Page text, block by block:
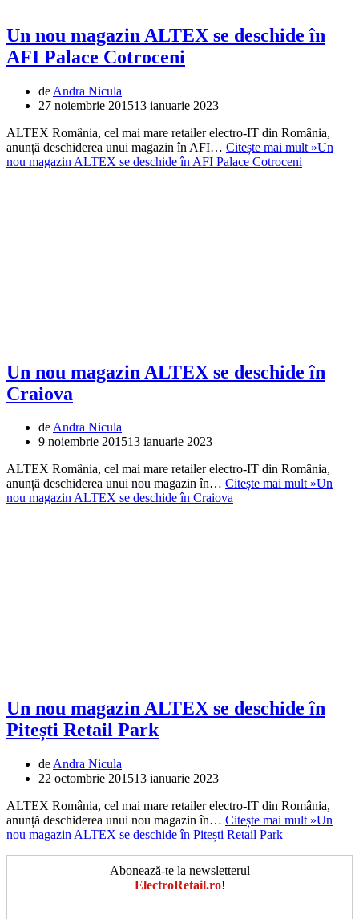
Un nou magazin ALTEX se deschide în
AFI Palace Cotroceni
de Andra Nicula
27 noiembrie 201513 ianuarie 2023
ALTEX România, cel mai mare retailer electro-IT din România,
anunță deschiderea unui magazin în AFI… Citește mai mult »Un
nou magazin ALTEX se deschide în AFI Palace Cotroceni
Un nou magazin ALTEX se deschide în
Craiova
deAndra Nicula
9 noiembrie 201513 ianuarie 2023
ALTEX România, cel mai mare retailer electro-IT din România,
anunță deschiderea unui nou magazin în… Citește mai mult »Un
nou magazin ALTEX se deschide în Craiova
Un nou magazin ALTEX se deschide în
Pitești Retail Park
de Andra Nicula
22 octombrie 201513 ianuarie 2023
ALTEX România, cel mai mare retailer electro-IT din România,
anunță deschiderea unui nou magazin în… Citește mai mult »Un
nou magazin ALTEX se deschide în Pitești Retail Park
Abonează-te la newsletterul
ElectroRetail.ro!